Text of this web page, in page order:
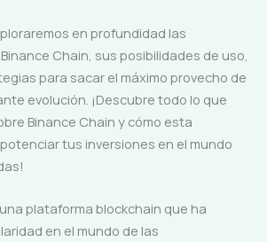
en profundidad las
Chain, sus posibilidades de uso,
para sacar el máximo provecho de
evolución. ¡Descubre todo lo que
Binance Chain y cómo esta
tus inversiones en el mundo
plataforma blockchain que ha
en el mundo de las